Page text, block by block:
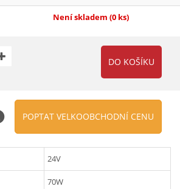
Není skladem (0 ks)
POPTAT VELKOOBCHODNÍ CENU
24V
70W